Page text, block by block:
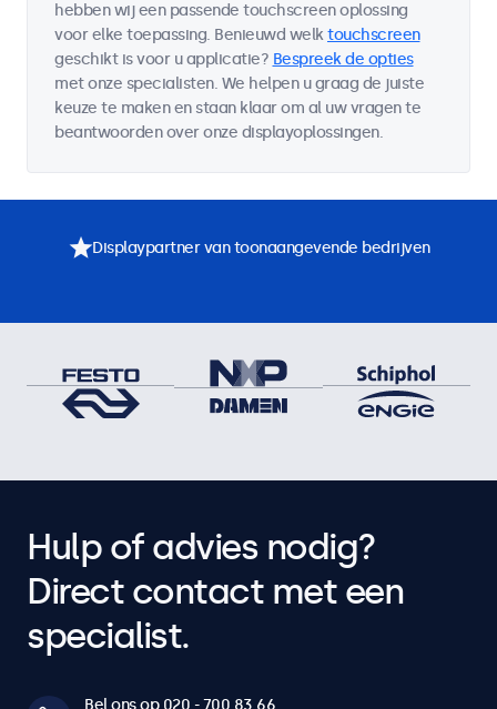
hebben wij een passende touchscreen oplossing
voor elke toepassing. Benieuwd welktouchscreen
geschikt is voor u applicatie? Bespreek de opties
met onze specialisten. We helpen u graag de juiste
keuze te maken en staan klaar om al uw vragen te
beantwoorden over onze displayoplossingen.
Displaypartner van toonaangevende bedrijven
Hulp of advies nodig?
Direct contact met een
specialist.